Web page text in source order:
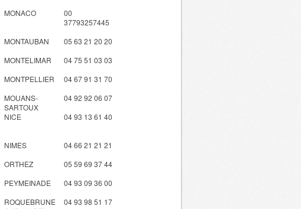
MONACO
00
37793257445
MONTAUBAN
05 63 21 20 20
MONTELIMAR
04 75 51 03 03
MONTPELLIER
04 67 91 31 70
MOUANS-
SARTOUX
04 92 92 06 07
NICE 04 93 13 61 40
NIMES
04 66 21 21 21
ORTHEZ
05 59 69 37 44
PEYMEINADE
04 93 09 36 00
ROQUEBRUNE
04 93 98 51 17